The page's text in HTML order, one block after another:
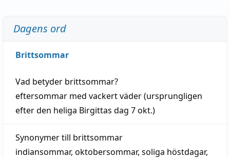
Dagens ord
Brittsommar
Vad betyder brittsommar?
eftersommar med vackertväder(ursprungligen
efter den heliga Birgittas dag 7 okt.)
Synonymer till brittsommar
indiansommar, oktobersommar, soliga höstdagar,